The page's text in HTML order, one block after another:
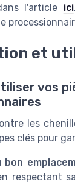
l'article ici
et
vos
les
clés pour
bon
respectant